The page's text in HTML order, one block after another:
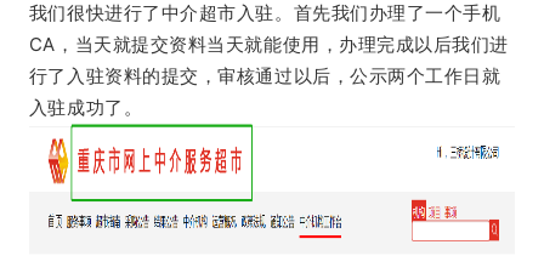
我们很快进行了中介超市入驻。首先我们办理了一个手机
CA，当天就提交资料当天就能使用，办理完成以后我们进
行了入驻资料的提交，审核通过以后，公示两个工作日就
入驻成功了。